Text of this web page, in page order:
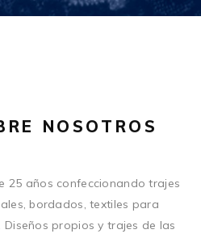
NOSOTROS
25 años confeccionando trajes
bordados, textiles para
Diseños propios y trajes de las